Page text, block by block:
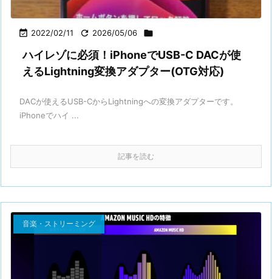
 2022/02/11  2026/05/06 
ハイレゾに必須！iPhoneでUSB-C DACが使
えるLightning変換アダプター(OTG対応)
DACが使えるUSB-CからLightningへの変換アダプターです。
iPhoneでハイ ...
記事を読む
音楽・ストリーミング